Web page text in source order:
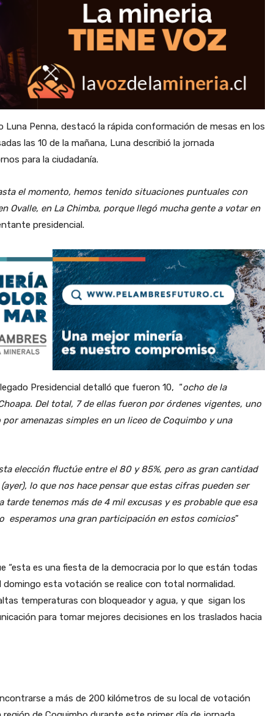
Luna Penna, destacó la rápida conformación de mesas en los
las 10 de la mañana, Luna describió la jornada
para la ciudadanía.
el momento, hemos tenido situaciones puntuales con
Ovalle, en La Chimba, porque llegó mucha gente a votar en
presidencial.
Presidencial detalló que fueron 10, “ocho de la
Del total, 7 de ellas fueron por órdenes vigentes, uno
amenazas simples en un liceo de Coquimbo y una
elección fluctúe entre el 80 y 85%, pero as gran cantidad
lo que nos hace pensar que estas cifras pueden ser
tarde tenemos más de 4 mil excusas y es probable que esa
esperamos una gran participación en estos comicios”
“esta es una fiesta de la democracia por lo que están todas
domingo esta votación se realice con total normalidad.
temperaturas con bloqueador y agua, y que sigan los
para tomar mejores decisiones en los traslados hacia
a más de 200 kilómetros de su local de votación